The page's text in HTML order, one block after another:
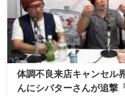
体調不良来店キャンセル
んにシバターさんが追撃